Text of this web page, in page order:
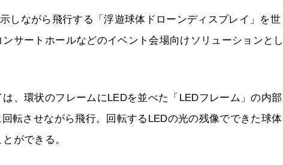
しながら飛行する「浮遊球体ドローンディスプレイ」を世
サートホールなどのイベント会場向けソリューションとし
、環状のフレームにLEDを並べた「LEDフレーム」の内部
転させながら飛行。回転するLEDの光の残像でできた球体
ができる。